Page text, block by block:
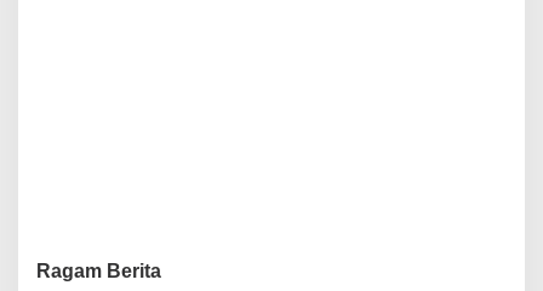
Ragam Berita